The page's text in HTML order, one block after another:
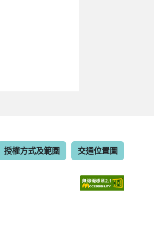
授權方式及範圍 交通位置圖